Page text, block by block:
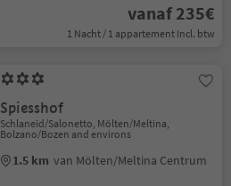
vanaf 235€
1 Nacht / 1 appartement Incl. btw
Spiesshof
Schlaneid/Salonetto, Mölten/Meltina,
Bolzano/Bozen and environs
1.5 km van Mölten/Meltina Centrum